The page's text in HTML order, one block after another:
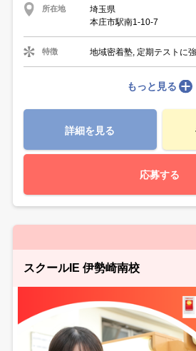
所在地
埼玉県
本庄市駅南1-10-7
特徴 地域密着塾, 定期テストに
もっと見る
詳細を見る
応募する
スクールIE 伊勢崎南校